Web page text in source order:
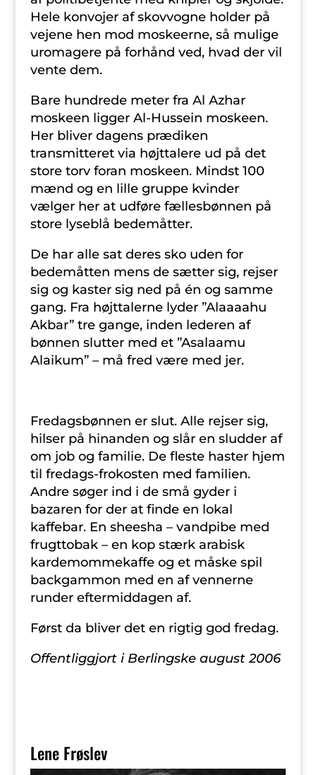
Hele konvojer af skovvogne holder på
vejene hen mod moskeerne, så mulige
uromagere på forhånd ved, hvad der vil
vente dem.
Bare hundrede meter fra Al Azhar
moskeen ligger Al-Hussein moskeen.
Her bliver dagens prædiken
transmitteret via højttalere ud på det
store torv foran moskeen. Mindst 100
mænd og en lille gruppe kvinder
vælger her at udføre fællesbønnen på
store lyseblå bedemåtter.
De har alle sat deres sko uden for
bedemåtten mens de sætter sig, rejser
sig og kaster sig ned på én og samme
gang. Fra højttalerne lyder ”Alaaaahu
Akbar” tre gange, inden lederen af
bønnen slutter med et ”Asalaamu
Alaikum” – må fred være med jer.
Fredagsbønnen er slut. Alle rejser sig,
hilser på hinanden og slår en sludder af
om job og familie. De fleste haster hjem
til fredags-frokosten med familien.
Andre søger ind i de små gyder i
bazaren for der at finde en lokal
kaffebar. En sheesha – vandpibe med
frugttobak – en kop stærk arabisk
kardemommekaffe og et måske spil
backgammon med en af vennerne
runder eftermiddagen af.
Først da bliver det en rigtig god fredag.
Offentliggjort i Berlingske august 2006
Lene Frøslev